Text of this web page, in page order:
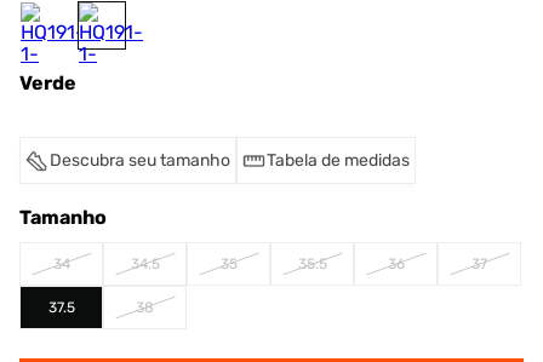
Verde
Descubra seu tamanho Tabela de medidas
Tamanho
34 34.5 35 35.5 36 37
37.5 38